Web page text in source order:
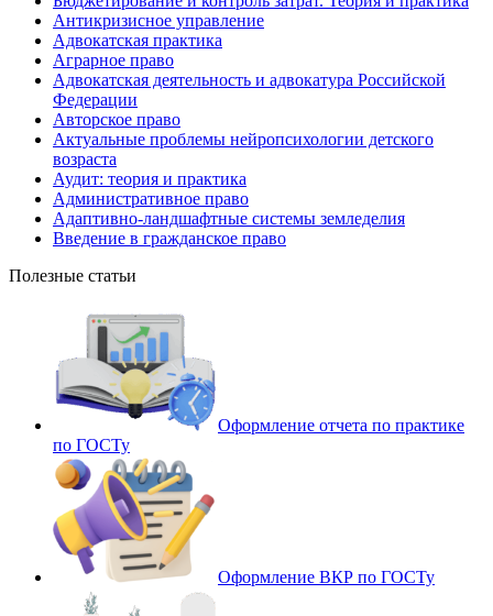
Антикризисное управление
Адвокатская практика
Аграрное право
Адвокатская деятельность и адвокатура Российской
Федерации
Авторское право
Актуальные проблемы нейропсихологии детского
возраста
Аудит: теория и практика
Административное право
Адаптивно-ландшафтные системы земледелия
Введение в гражданское право
Полезные статьи
Оформление отчета по практике
по ГОСТу
Оформление ВКР по ГОСТу